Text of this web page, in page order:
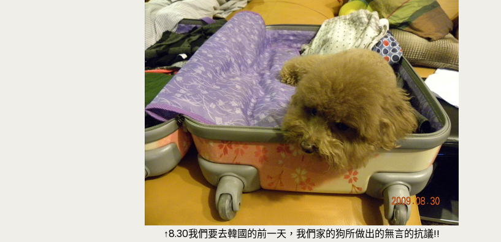
↑8.30我們要去韓國的前一天，我們家的狗所做出的無言的抗議!!